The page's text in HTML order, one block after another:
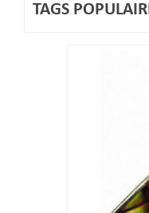
TAGS